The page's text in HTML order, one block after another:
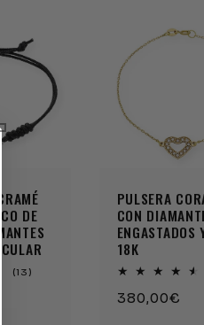
DE
(13)
PULSERA
CON
ENGASTADOS
18K
Precio
380,00€